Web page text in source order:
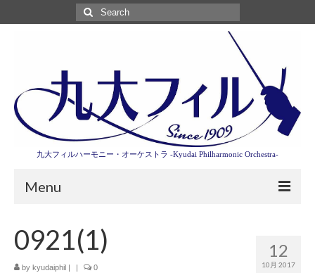
Search
for:
九大フィルハーモニー・オーケストラ -Kyudai Philharmonic Orchestra-
Menu
演奏会情報 12
10月 2017
0921(1)
by kyudaiphil 0